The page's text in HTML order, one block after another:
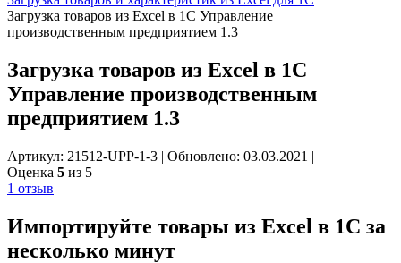
Загрузка товаров из Excel в 1С Управление
производственным предприятием 1.3
Загрузка товаров из Excel в 1С
Управление производственным
предприятием 1.3
Артикул: 21512-UPP-1-3 | Обновлено: 03.03.2021 |
Оценка 5 из 5
1 отзыв
Импортируйте товары из Excel в 1С за
несколько минут